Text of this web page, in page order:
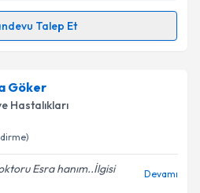
ve kişisel verilerimin belirtilen
kabul ediyorum.
Talep Et
Talebi
için randevu takvimi talebi
randevu almanız için bir
e-posta ile bilgilendireceğiz.
Göker
Hastalıkları
Esra hanım..İlgisi
Devamı